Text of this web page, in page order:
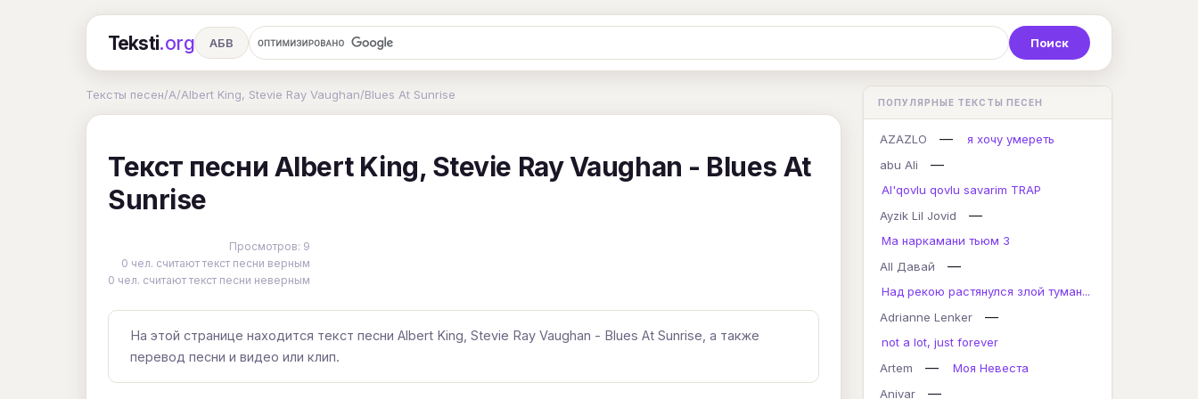
Teksti.org АБВ
С Т У Ф Х Ц
L M N O P Q
R S T U V W X Z #
Тексты песен/A/Albert King, Stevie Ray Vaughan/Blues At Sunrise
Текст песни Albert King, Stevie Ray Vaughan - Blues At
Sunrise
Просмотров: 9
0 чел. считают текст песни верным
0 чел. считают текст песни неверным
На этой странице находится текст песни Albert King, Stevie Ray Vaughan - Blues At Sunrise, а также
перевод песни и видео или клип.
ПОПУЛЯРНЫЕ ТЕКСТЫ ПЕСЕН
AZAZLO —
я хочу умереть
abu Ali
—
Al'qovlu qovlu savarim TRAP
Ayzik Lil Jovid
—
Ма наркамани тьюм 3
All Давай
—
Над рекою растянулся злой туман...
Adrianne Lenker
—
not a lot, just forever
Artem
—
Моя Невеста
Anivar
—